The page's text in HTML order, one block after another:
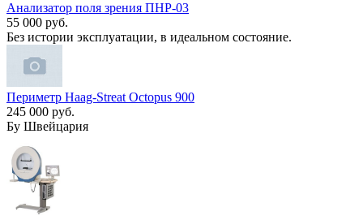
Анализатор поля зрения ПНР-03
55 000 руб.
Без истории эксплуатации, в идеальном состояние.
Периметр Haag-Streat Octopus 900
245 000 руб.
Бу Швейцария